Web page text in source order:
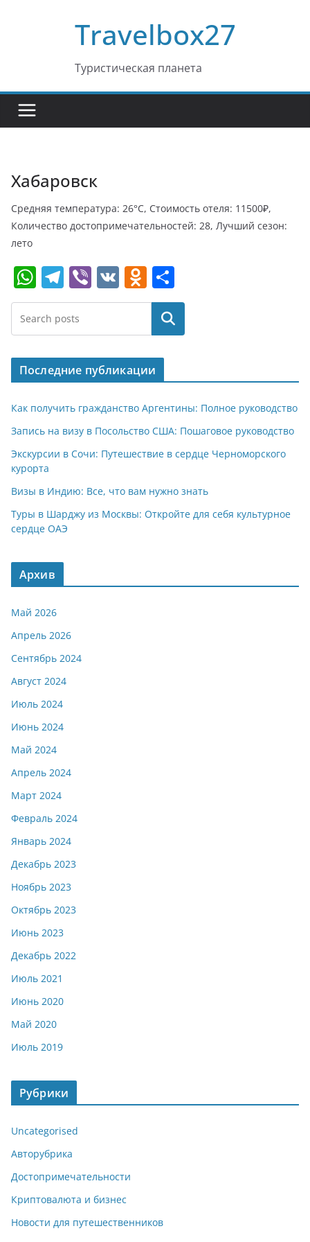
Travelbox27
Туристическая планета
Хабаровск
Средняя температура: 26°C, Стоимость отеля: 11500₽,
Количество достопримечательностей: 28, Лучший сезон:
лето
W
h
at
s
A
p
p
T
el
e
gr
a
m
Vi
b
V
K
O
d
o
kl
a
ss
ni
ki
т
п
р
в
и
т
ь
Поиск
Последние публикации
Как получить гражданство Аргентины: Полное руководство
Запись на визу в Посольство США: Пошаговое руководство
Экскурсии в Сочи: Путешествие в сердце Черноморского
курорта
Визы в Индию: Все, что вам нужно знать
Туры в Шарджу из Москвы: Откройте для себя культурное
сердце ОАЭ
Архив
Май 2026
Апрель 2026
Сентябрь 2024
Август 2024
Июль 2024
Июнь 2024
Май 2024
Апрель 2024
Март 2024
Февраль 2024
Январь 2024
Декабрь 2023
Ноябрь 2023
Октябрь 2023
Июнь 2023
Декабрь 2022
Июль 2021
Июнь 2020
Май 2020
Июль 2019
Рубрики
Uncategorised
Авторубрика
Достопримечательности
Криптовалюта и бизнес
Новости для путешественников